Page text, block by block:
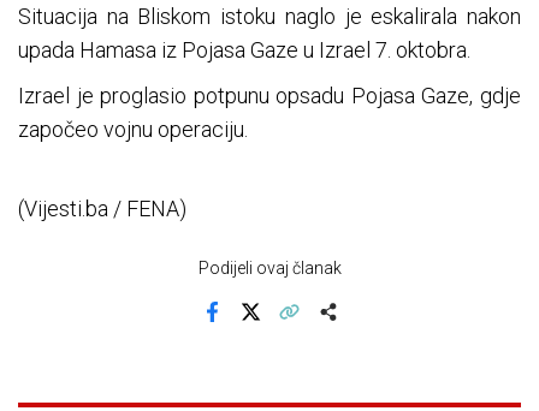
Situacija na Bliskom istoku naglo je eskalirala nakon
upada Hamasa iz Pojasa Gaze u Izrael 7. oktobra.
Izrael je proglasio potpunu opsadu Pojasa Gaze, gdje
započeo vojnu operaciju.
(Vijesti.ba / FENA)
Podijeli ovaj članak